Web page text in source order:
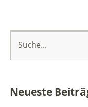
Neueste